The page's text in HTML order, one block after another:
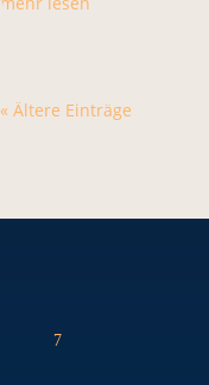
« Ältere Einträge
7